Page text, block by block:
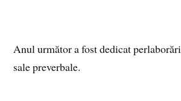
Anul următor a fost dedicat
sale preverbale.